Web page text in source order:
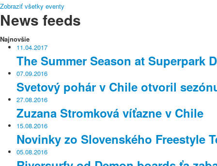
Zobraziť všetky eventy
News feeds
Najnovšie
11.04.2017
The Summer Season at Superpark
07.09.2016
Svetový pohár v Chile otvoril
27.08.2016
Zuzana Stromková víťazne v Chile
15.08.2016
Novinky zo Slovenského Freestyle
05.08.2016